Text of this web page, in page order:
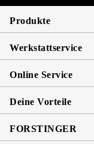
Produkte
Werkstattservice
Online Service
Deine Vorteile
FORSTINGER